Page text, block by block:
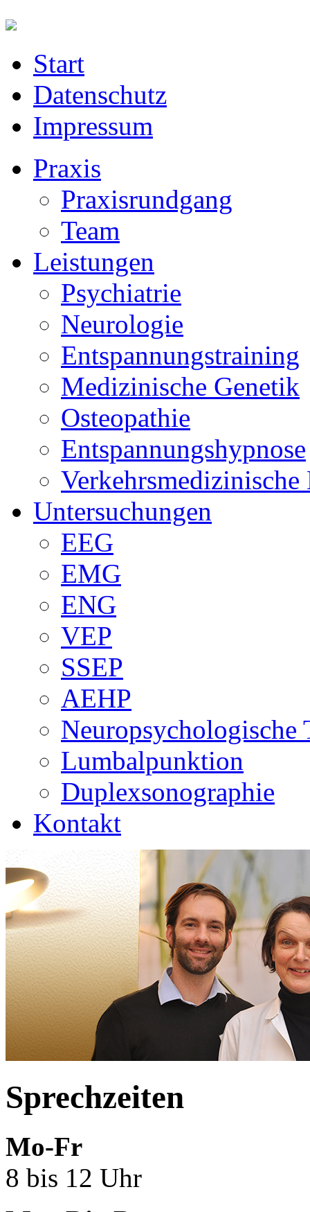
Start
Datenschutz
Impressum
Praxis
Praxisrundgang
Team
Leistungen
Psychiatrie
Neurologie
Entspannungstraining
Medizinische Genetik
Osteopathie
Entspannungshypnose
Verkehrsmedizinische
Untersuchungen
EEG
EMG
ENG
VEP
SSEP
AEHP
Neuropsychologische
Lumbalpunktion
Duplexsonographie
Kontakt
Sprechzeiten
Mo-Fr
8 bis 12 Uhr